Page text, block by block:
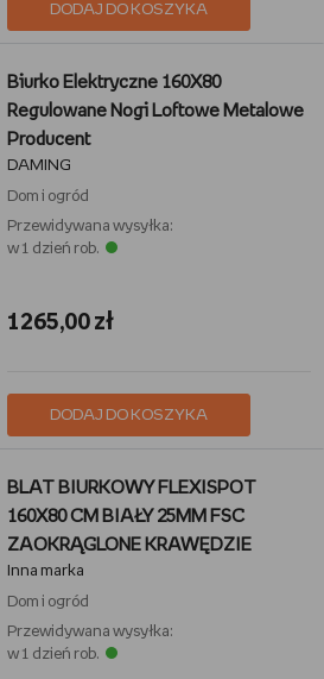
DODAJ DO KOSZYKA
Biurko Elektryczne 160X80
Regulowane Nogi Loftowe Metalowe
Producent
DAMING
Dom i ogród
Przewidywana wysyłka:
w 1 dzień rob.
1265,00 zł
DODAJ DO KOSZYKA
BLAT BIURKOWY FLEXISPOT
160X80 CM BIAŁY 25MM FSC
ZAOKRĄGLONE KRAWĘDZIE
Inna marka
Dom i ogród
Przewidywana wysyłka:
w 1 dzień rob.